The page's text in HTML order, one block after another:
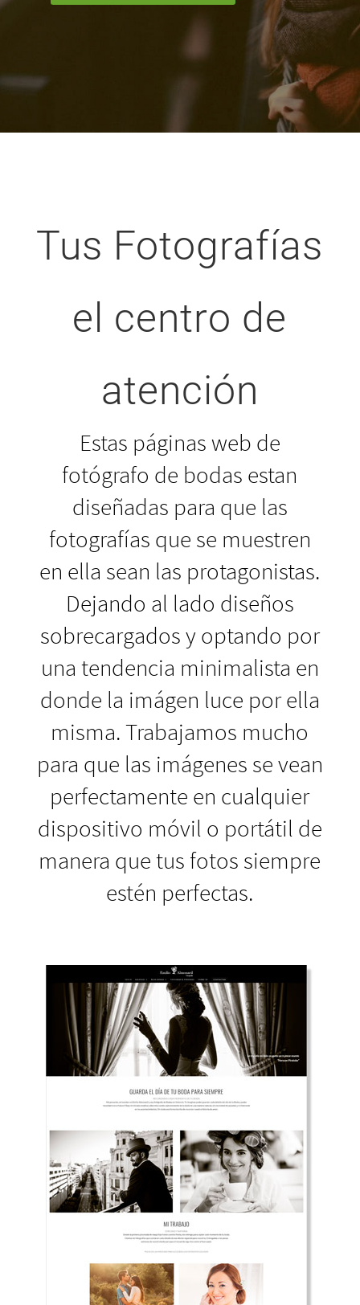
Tus Fotografías
el centro de
atención
Estas páginas web de
fotógrafo de bodas estan
diseñadas para que las
fotografías que se muestren
en ella sean las protagonistas.
Dejando al lado diseños
sobrecargados y optando por
una tendencia minimalista en
donde la imágen luce por ella
misma. Trabajamos mucho
para que las imágenes se vean
perfectamente en cualquier
dispositivo móvil o portátil de
manera que tus fotos siempre
estén perfectas.